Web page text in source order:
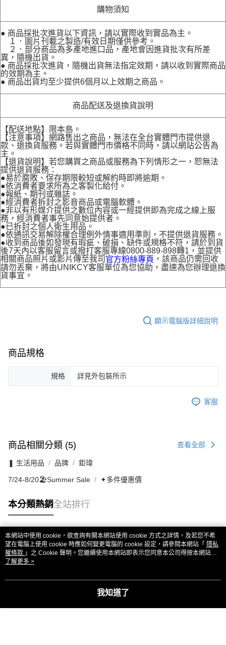
購物須知
● 商品採批次進貨以下資訊，請以實際收到實品為主。
１．圖片刊載之製造/有效日期僅供參考。
２．部分商品為多產地進口品，產地會因進貨批次有所差
異，隨機出貨。
● 商品採批次進貨，隨機出貨無法指定效期，請以收到實際商品
的效期為主。
● 商品出貨均至少提供6個月以上效期之商品。
商品配送及退換貨說明
【配送地點】限本島。
【注意事項】網路售出之商品，無法在全台實體門市提供退
款、退換貨服務。若與實體門市價格不同時，請以網站公告為
主。
【退貨說明】若您購買之商品或服務為下列情形之一，恕無法
提供退貨服務：
●易於腐敗、保存期限較短或解約時即將逾期。
●依消費者要求所為之客製化給付。
●報紙、期刊或雜誌。
●經消費者拆封之影音商品或電腦軟體。
●非以有形媒介提供之數位內容或一經提供即為完成之線上服
務，經消費者事先同意始提供者。
●已拆封之個人衛生用品。
●依通訊交易解除權合理例外情事適用準則，不提供退貨服務。
●收到商品後如發現有瑕疵、破損、缺件或規格不符，請於到貨
後7天內以客服留言或撥打客服專線0800-889-898轉1，並提供
相關商品照片或影片傳至我司 官方粉絲專頁 ，該商品仍需回收
請勿丟棄，將由UNIKCY客服單位為您協助，盡速為您辦理退換
貨事宜。
顯示電腦版詳細說明
商品規格
規格 詳見外包裝所示
客服
商品相關分類 (5) 查看全部
❚ 生活用品 品牌 鉅瑋
7/24-8/20🏖️Summer Sale ✦多件優惠價
本分類熱銷全站排行
熱門標籤
本網站中使用 cookie，欲查詢有關本網站使用 cookie 方式之詳情，及若您不希
望在電腦上使用 cookie 時應如何變更電腦的 cookie 設定，請參閱本網站「 隱私
權條款 」之 Cookie 聲明。您繼續使用本網站即表示您同意本公司得按本網站使
用條款之 Cookie 聲明使用 cookie。
了解更多 >
我知道了